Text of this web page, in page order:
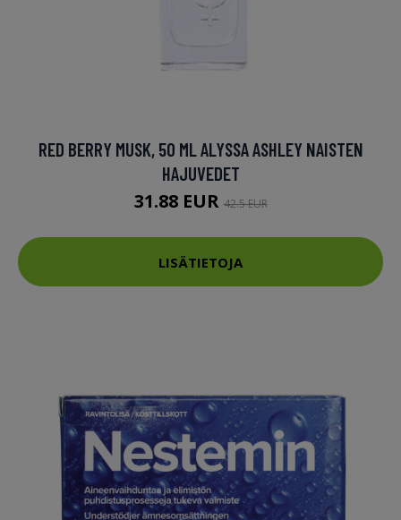
RED BERRY MUSK, 50 ML ALYSSA ASHLEY NAISTEN
HAJUVEDET
31.88 EUR42.5 EUR
LISÄTIETOJA